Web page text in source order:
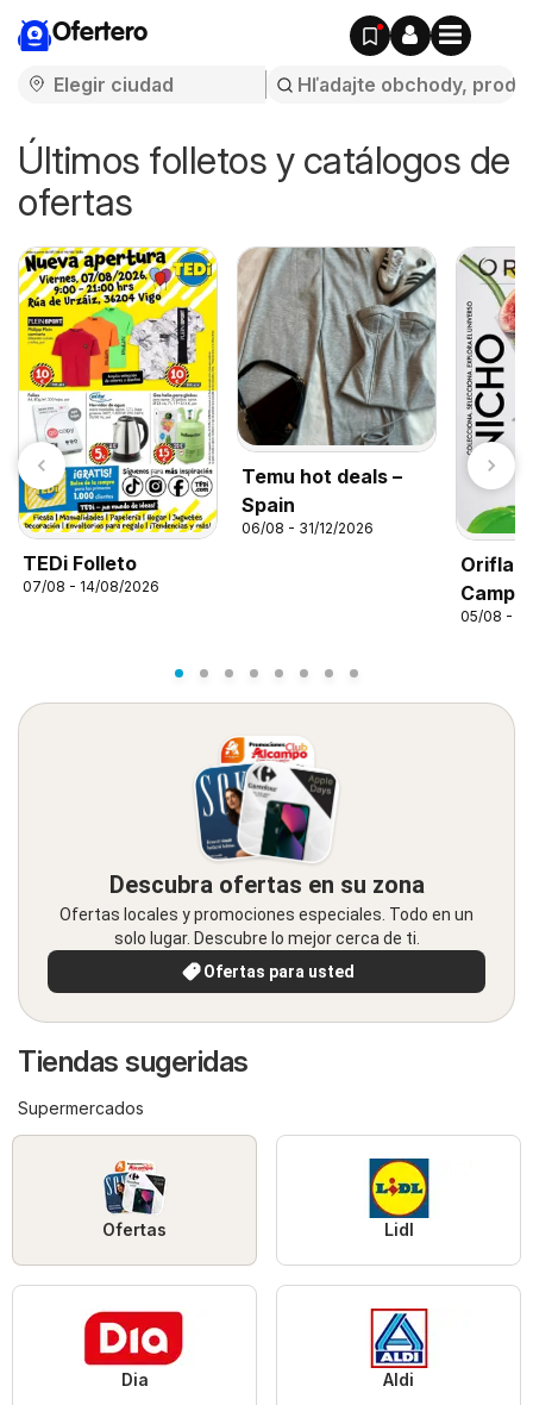
Ofertero
Últimos folletos y catálogos de
ofertas
TEDi Folleto
07/08 - 14/08/2026
Temu hot deals –
Spain
06/08 - 31/12/2026
05/08 -
Descubra ofertas en su zona
Ofertas locales y promociones especiales. Todo en un
solo lugar. Descubre lo mejor cerca de ti.
Ofertas para usted
Tiendas sugeridas
Supermercados
Ofertas Lidl
Dia Aldi